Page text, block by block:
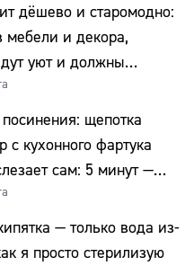
дёшево и старомодно:
мебели и декора,
уют и должны
свалку прямо сейчас
щепотка
с кухонного фартука
сам: 5 минут —
новая
— только вода из-
я просто стерилизую